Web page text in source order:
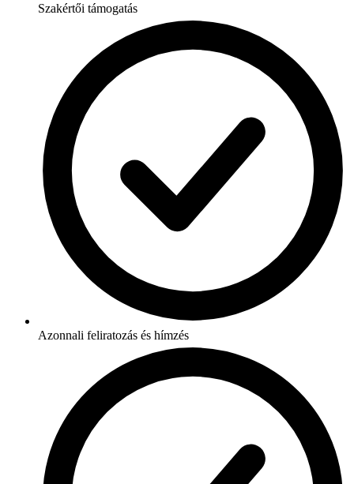
Szakértői támogatás
Azonnali feliratozás és hímzés